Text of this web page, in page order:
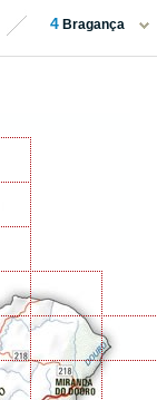
4 Bragança